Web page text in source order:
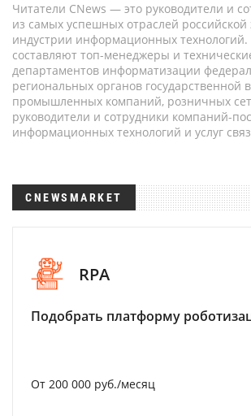
Читатели CNews — это руководители и
из самых успешных отраслей российской
индустрии информационных
составляют топ-менеджеры и
департаментов информатизации
региональных органов государственной
промышленных компаний, розничных
руководители и сотрудники компаний-
информационных технологий и услуг
CNEWSMARKET
RPA
Подобрать платформу
От 200 000 руб./месяц